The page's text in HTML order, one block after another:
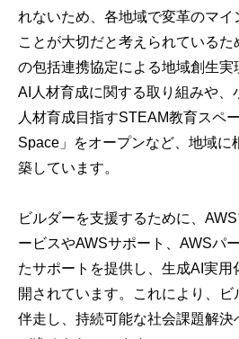
れないため、各地域で変革のマイ
ことが大切だと考えられているた
の包括連携協定による地域創生実
AI人材育成に関する取り組みや、
人材育成目指すSTEAM教育スペ
Space」をオープンなど、地域に
築しています。
ビルダーを支援するために、
ービスやAWSサポート、AWSパ
たサポートを提供し、生成AI実用
開されています。これにより、ビ
伴走し、持続可能な社会課題解決